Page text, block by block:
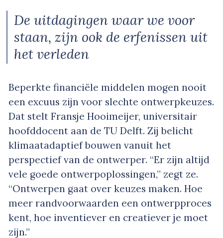
De uitdagingen waar we voor
staan, zijn ook de erfenissen uit
het verleden
Beperkte financiële middelen mogen nooit
een excuus zijn voor slechte ontwerpkeuzes.
Dat stelt Fransje Hooimeijer, universitair
hoofddocent aan de TU Delft. Zij belicht
klimaatadaptief bouwen vanuit het
perspectief van de ontwerper. “Er zijn altijd
vele goede ontwerpoplossingen,” zegt ze.
“Ontwerpen gaat over keuzes maken. Hoe
meer randvoorwaarden een ontwerpproces
kent, hoe inventiever en creatiever je moet
zijn.”